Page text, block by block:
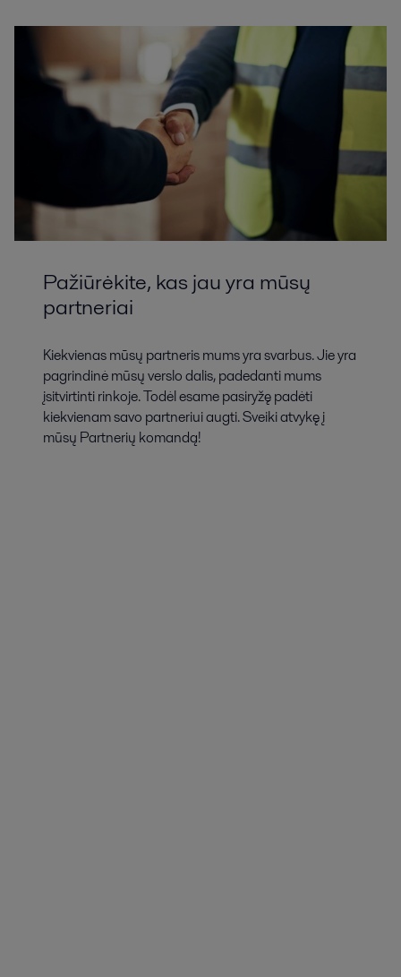
Pažiūrėkite, kas jau yra mūsų
partneriai
Kiekvienas mūsų partneris mums yra svarbus. Jie yra
pagrindinė mūsų verslo dalis, padedanti mums
įsitvirtinti rinkoje. Todėl esame pasiryžę padėti
kiekvienam savo partneriui augti. Sveiki atvykę į
mūsų Partnerių komandą!